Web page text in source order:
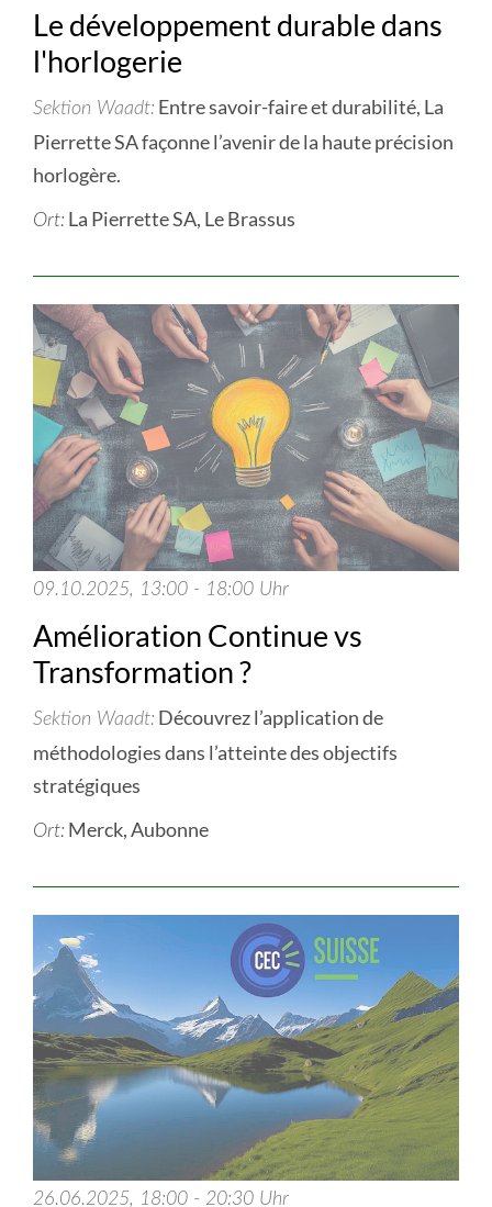
Le développement durable dans
l'horlogerie
Sektion Waadt Entre savoir-faire et durabilité, La
Pierrette SA façonne l’avenir de la haute précision
horlogère.
Ort: La Pierrette SA, Le Brassus
09.10.2025, 13:00 - 18:00 Uhr
Amélioration Continue vs
Transformation ?
Sektion Waadt Découvrez l’application de
méthodologies dans l’atteinte des objectifs
stratégiques
Ort: Merck, Aubonne
26.06.2025, 18:00 - 20:30 Uhr